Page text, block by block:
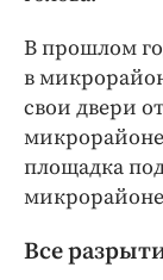
В прошлом
в
свои двери
площадка
Все